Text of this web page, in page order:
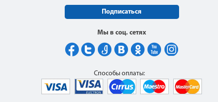
Подписаться
Мы в соц. сетях
Способы оплаты: